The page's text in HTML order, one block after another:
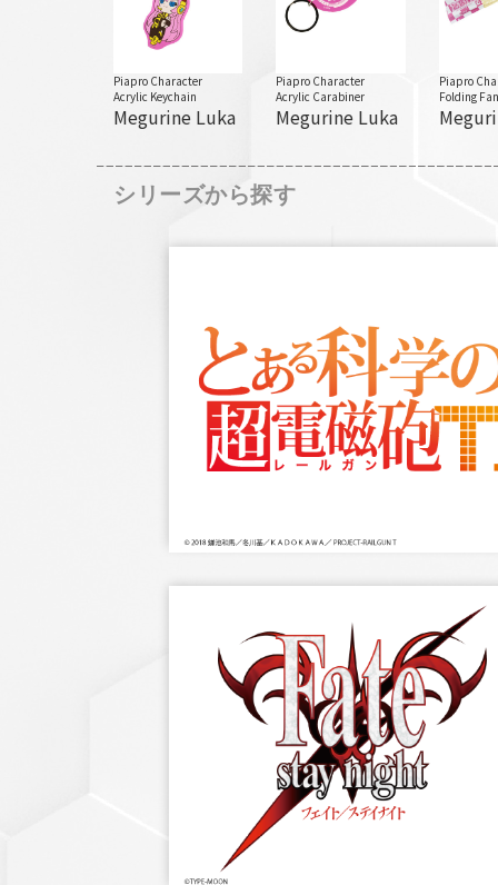
Piapro Character
Acrylic Keychain
Megurine Luka
Piapro Character
Acrylic Carabiner
Megurine Luka
Piapro
Folding Fan
シリーズから探す